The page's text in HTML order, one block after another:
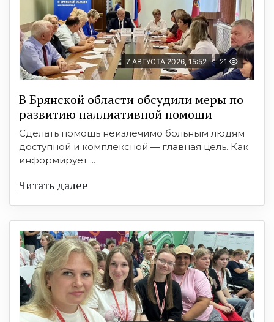
7 АВГУСТА 2026, 15:52 21
В Брянской области обсудили меры по
развитию паллиативной помощи
Сделать помощь неизлечимо больным людям
доступной и комплексной — главная цель. Как
информирует ...
Читать далее